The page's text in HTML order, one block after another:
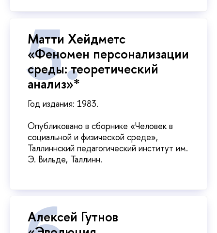
Матти Хейдметс
«Феномен персонализации
среды: теоретический
анализ»*
Год издания: 1983.
Опубликовано в сборнике «Человек в
социальной и физической среде»,
Таллиннский педагогический институт им.
Э. Вильде, Таллинн.
Алексей Гутнов